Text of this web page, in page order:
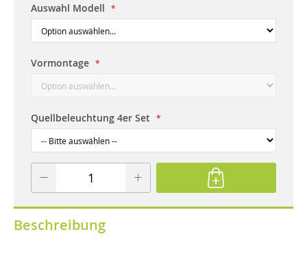
Auswahl Modell
Vormontage
Quellbeleuchtung 4er Set
Beschreibung